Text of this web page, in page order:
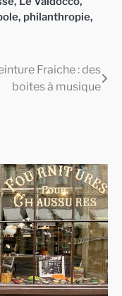
, philanthropie,
Fraiche : des
boites à musique